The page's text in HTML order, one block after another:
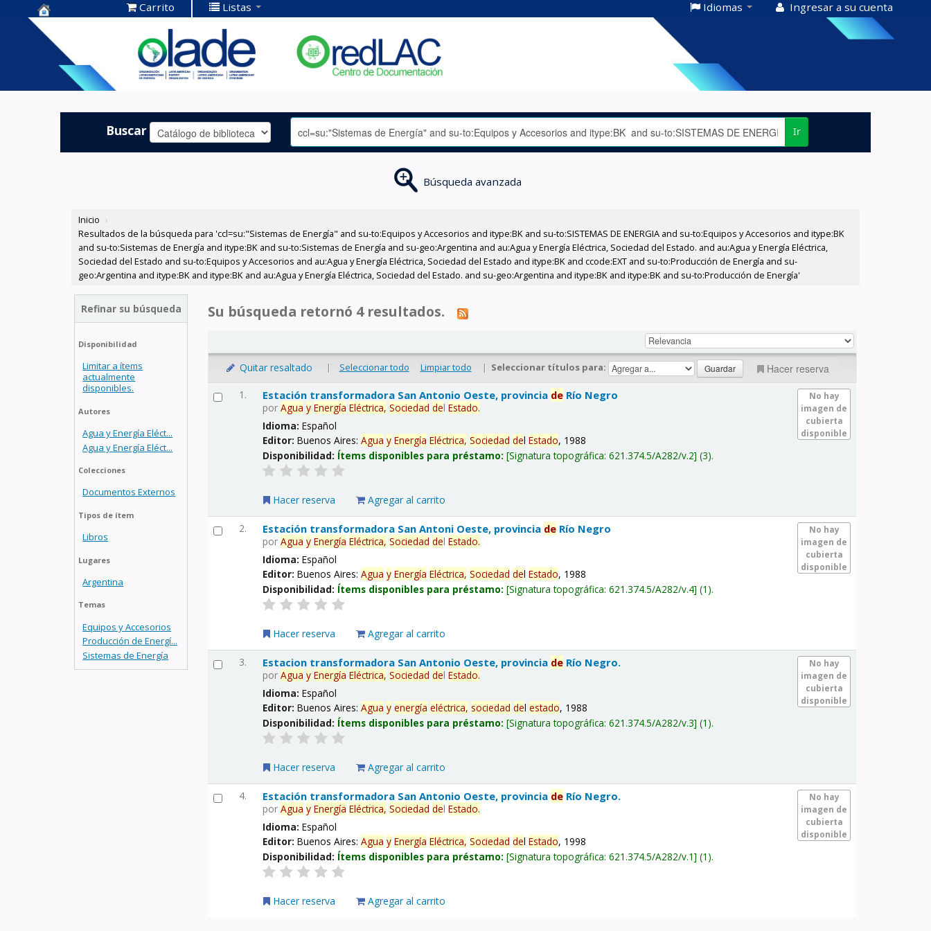
Centro de
Documentación
OLADE -
Carrito Listas Idiomas Ingresar a su cuenta
Buscar Ir
Búsqueda avanzada
Inicio ›
Resultados de la búsqueda para 'ccl=su:"Sistemas de Energía" and su-to:Equipos y Accesorios and itype:BK and su-to:SISTEMAS DE ENERGIA and su-to:Equipos y Accesorios and itype:BK
and su-to:Sistemas de Energía and itype:BK and su-to:Sistemas de Energía and su-geo:Argentina and au:Agua y Energía Eléctrica, Sociedad del Estado. and au:Agua y Energía Eléctrica,
Sociedad del Estado and su-to:Equipos y Accesorios and au:Agua y Energía Eléctrica, Sociedad del Estado and itype:BK and ccode:EXT and su-to:Producción de Energía and su-
geo:Argentina and itype:BK and itype:BK and au:Agua y Energía Eléctrica, Sociedad del Estado. and su-geo:Argentina and itype:BK and itype:BK and su-to:Producción de Energía'
Refinar su búsqueda
Disponibilidad
Limitar a ítems
actualmente
disponibles.
Autores
Agua y Energía Eléct...
Agua y Energía Eléct...
Colecciones
Documentos Externos
Tipos de ítem
Libros
Lugares
Argentina
Temas
Equipos y Accesorios
Producción de Energí...
Sistemas de Energía
Su búsqueda retornó 4 resultados.
Quitar resaltado | Seleccionar todo Limpiar todo | Seleccionar títulos para: Hacer reserva
1.
No hay
imagen de
cubierta
disponible
Estación transformadora San Antonio Oeste, provincia de Río Negro
porAgua y Energía Eléctrica, Sociedad delEstado.
Idioma:Español
Editor:Buenos Aires:Agua y Energía Eléctrica, Sociedad delEstado, 1988
Disponibilidad: Ítems disponibles para préstamo: Signatura topográfica:621.374.5/A282/v.2 (3).
Hacer reserva Agregar al carrito
2.
No hay
imagen de
cubierta
disponible
Estación transformadora San Antoni Oeste, provincia de Río Negro
porAgua y Energía Eléctrica, Sociedad delEstado.
Idioma:Español
Editor:Buenos Aires:Agua y Energía Eléctrica, Sociedad delEstado, 1988
Disponibilidad: Ítems disponibles para préstamo: Signatura topográfica:621.374.5/A282/v.4 (1).
Hacer reserva Agregar al carrito
3.
No hay
imagen de
cubierta
disponible
Estacion transformadora San Antonio Oeste, provincia de Río Negro.
porAgua y Energía Eléctrica, Sociedad delEstado.
Idioma:Español
Editor:Buenos Aires:Agua y energía eléctrica, sociedad delestado, 1988
Disponibilidad: Ítems disponibles para préstamo: Signatura topográfica:621.374.5/A282/v.3 (1).
Hacer reserva Agregar al carrito
4.
No hay
imagen de
cubierta
disponible
Estación transformadora San Antonio Oeste, provincia de Río Negro.
porAgua y Energía Eléctrica, Sociedad delEstado.
Idioma:Español
Editor:Buenos Aires:Agua y Energía Eléctrica, Sociedad delEstado, 1998
Disponibilidad: Ítems disponibles para préstamo: Signatura topográfica:621.374.5/A282/v.1 (1).
Hacer reserva Agregar al carrito